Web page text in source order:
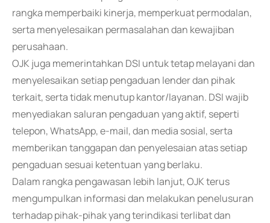
rangka memperbaiki kinerja, memperkuat permodalan,
serta menyelesaikan permasalahan dan kewajiban
perusahaan.
OJK juga memerintahkan DSI untuk tetap melayani dan
menyelesaikan setiap pengaduan lender dan pihak
terkait, serta tidak menutup kantor/layanan. DSI wajib
menyediakan saluran pengaduan yang aktif, seperti
telepon, WhatsApp, e-mail, dan media sosial, serta
memberikan tanggapan dan penyelesaian atas setiap
pengaduan sesuai ketentuan yang berlaku.
Dalam rangka pengawasan lebih lanjut, OJK terus
mengumpulkan informasi dan melakukan penelusuran
terhadap pihak-pihak yang terindikasi terlibat dan